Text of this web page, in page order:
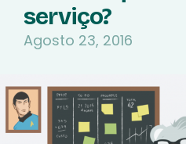
serviço?
Agosto 23, 2016